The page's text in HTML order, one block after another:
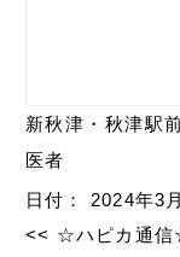
新秋津・秋津駅
医者
日付： 2024年3
<< ☆ハピカ通